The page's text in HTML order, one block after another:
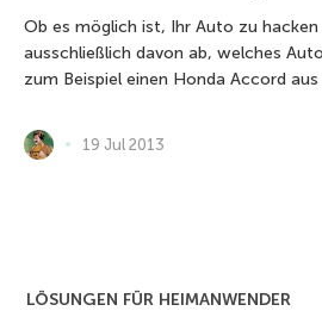
Ob es möglich ist, Ihr Auto zu
ausschließlich davon ab, welches
zum Beispiel einen Honda Accord
19 Jul 2013
LÖSUNGEN FÜR HEIMANWENDER